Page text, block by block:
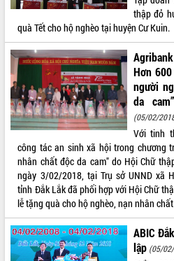
Thường trực HĐND tỉnh Đắk Lắk gặp
mặt Đoàn chuyên gia y tế TP. Hồ Chí
Minh
Lễ truy điệu và an táng hài cốt liệt sĩ
tại Nghĩa trang Liệt sĩ xã Sơn Hòa
Bàn giải pháp tháo gỡ khó khăn trong
xuất khẩu sầu riêng và triển khai quy
định EUDR
Thứ trưởng Bộ Nông nghiệp và Môi
trường Nguyễn Hoàng Hiệp khảo sát
vùng trồng và doanh nghiệp đóng gói
sầu riêng tại Đắk Lắk
Trình diễn nghệ thuật chế biến các
món ăn từ sầu riêng
Đắk Lắk công bố Quy hoạch và xúc
tiến đầu tư tỉnh
Ngành cá ngừ Đắk Lắk chủ động thích
LIÊN KẾT WEB
THỐNG KÊ TRUY CẬP
Hôm nay: 9740
Tất cả: 66022480
thập đỏ
quà Tết cho hộ nghèo tại huyện Cư Kuin.
Hơn
người
da
(05/02/
Với tinh
công tác an sinh xã hội trong chương
nhân chất độc da cam" do Hội Chữ
ngày 3/02/2018, tại Trụ sở UNND xã
tỉnh Đắk Lắk đã phối hợp với Hội Chữ
lễ tặng quà cho hộ nghèo, nạn nhân
ABIC
lập (05/